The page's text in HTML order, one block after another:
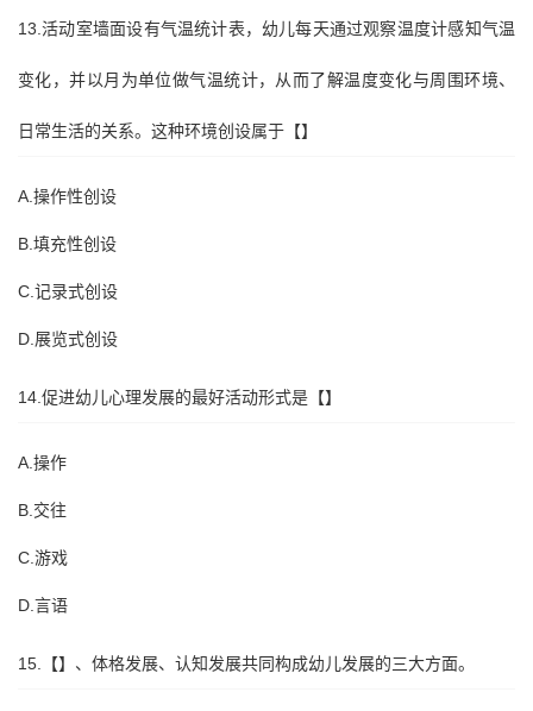
13.活动室墙面设有气温统计表，幼儿每天通过观察温度计感知气温
变化，并以月为单位做气温统计，从而了解温度变化与周围环境、
日常生活的关系。这种环境创设属于【】
A.操作性创设
B.填充性创设
C.记录式创设
D.展览式创设
14.促进幼儿心理发展的最好活动形式是【】
A.操作
B.交往
C.游戏
D.言语
15.【】、体格发展、认知发展共同构成幼儿发展的三大方面。